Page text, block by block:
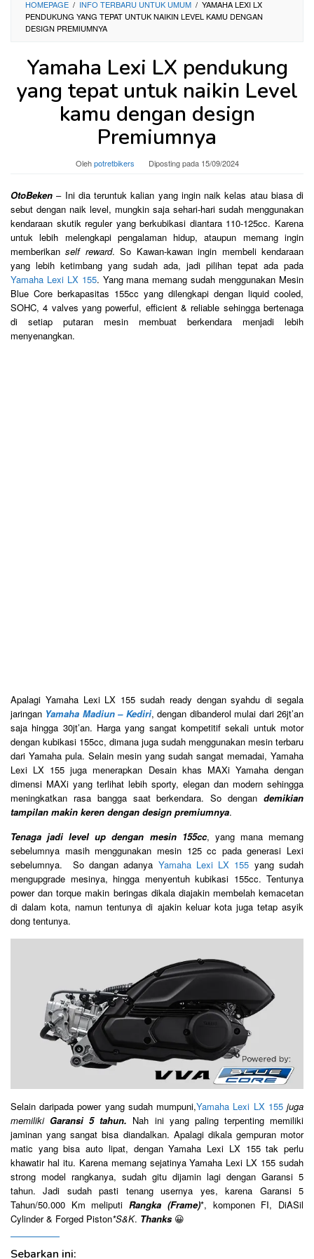
HOMEPAGE / INFO TERBARU UNTUK UMUM / YAMAHA LEXI LX
PENDUKUNG YANG TEPAT UNTUK NAIKIN LEVEL KAMU DENGAN
DESIGN PREMIUMNYA
Yamaha Lexi LX pendukung
yang tepat untuk naikin Level
kamu dengan design
Premiumnya
Olehpotretbikers Diposting pada 15/09/2024
OtoBeken – Ini dia teruntuk kalian yang ingin naik kelas atau biasa di
sebut dengan naik level, mungkin saja sehari-hari sudah menggunakan
kendaraan skutik reguler yang berkubikasi diantara 110-125cc. Karena
untuk lebih melengkapi pengalaman hidup, ataupun memang ingin
memberikanself reward. So Kawan-kawan ingin membeli kendaraan
yang lebih ketimbang yang sudah ada, jadi pilihan tepat ada pada
Yamaha Lexi LX 155. Yang mana memang sudah menggunakan Mesin
Blue Core berkapasitas 155cc yang dilengkapi dengan liquid cooled,
SOHC, 4 valves yang powerful, efficient & reliable sehingga bertenaga
di setiap putaran mesin membuat berkendara menjadi lebih
menyenangkan.
Apalagi Yamaha Lexi LX 155 sudah ready dengan syahdu di segala
jaringan Yamaha Madiun – Kediri, dengan dibanderol mulai dari 26jt’an
saja hingga 30jt’an. Harga yang sangat kompetitif sekali untuk motor
dengan kubikasi 155cc, dimana juga sudah menggunakan mesin terbaru
dari Yamaha pula. Selain mesin yang sudah sangat memadai, Yamaha
Lexi LX 155 juga menerapkan Desain khas MAXi Yamaha dengan
dimensi MAXi yang terlihat lebih sporty, elegan dan modern sehingga
meningkatkan rasa bangga saat berkendara. So dengan demikian
tampilan makin keren dengan design premiumnya.
Tenaga jadi level up dengan mesin 155cc, yang mana memang
sebelumnya masih menggunakan mesin 125 cc pada generasi Lexi
sebelumnya. So dangan adanya Yamaha Lexi LX 155 yang sudah
mengupgrade mesinya, hingga menyentuh kubikasi 155cc. Tentunya
power dan torque makin beringas dikala diajakin membelah kemacetan
di dalam kota, namun tentunya di ajakin keluar kota juga tetap asyik
dong tentunya.
Selain daripada power yang sudah mumpuni,Yamaha Lexi LX 155 juga
memilikiGaransi 5 tahun. Nah ini yang paling terpenting memiliki
jaminan yang sangat bisa diandalkan. Apalagi dikala gempuran motor
matic yang bisa auto lipat, dengan Yamaha Lexi LX 155 tak perlu
khawatir hal itu. Karena memang sejatinya Yamaha Lexi LX 155 sudah
strong model rangkanya, sudah gitu dijamin lagi dengan Garansi 5
tahun. Jadi sudah pasti tenang usernya yes, karena Garansi 5
Tahun/50.000 Km meliputiRangka (Frame)*, komponen FI, DiASil
Cylinder & Forged Piston*S&K. Thanks 😀
Sebarkan ini: